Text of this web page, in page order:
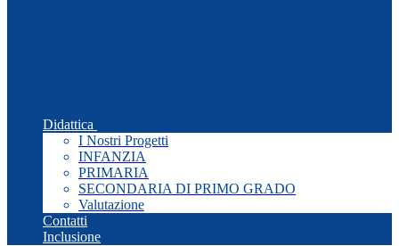
Didattica
I Nostri Progetti
INFANZIA
PRIMARIA
SECONDARIA DI PRIMO GRADO
Valutazione
Contatti
Inclusione